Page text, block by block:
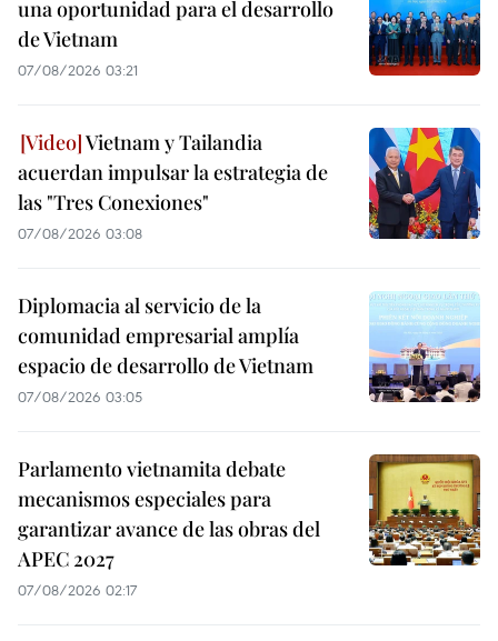
una oportunidad para el desarrollo
de Vietnam
07/08/2026 03:21
Vietnam y Tailandia
acuerdan impulsar la estrategia de
las "Tres Conexiones"
07/08/2026 03:08
Diplomacia al servicio de la
comunidad empresarial amplía
espacio de desarrollo de Vietnam
07/08/2026 03:05
Parlamento vietnamita debate
mecanismos especiales para
garantizar avance de las obras del
APEC 2027
07/08/2026 02:17